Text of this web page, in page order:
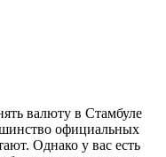
валюту в Стамбуле
официальных
Однако у вас есть